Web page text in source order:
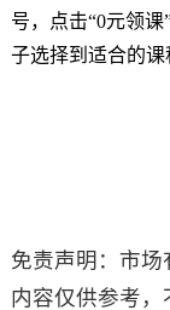
号，点击“0元领
子选择到适合的课
免责声明：市
内容仅供参考，